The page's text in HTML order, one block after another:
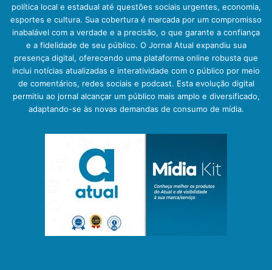
política local e estadual até questões sociais urgentes, economia,
esportes e cultura. Sua cobertura é marcada por um compromisso
inabalável com a verdade e a precisão, o que garante a confiança
e a fidelidade de seu público. O Jornal Atual expandiu sua
presença digital, oferecendo uma plataforma online robusta que
inclui notícias atualizadas e interatividade com o público por meio
de comentários, redes sociais e podcast. Esta evolução digital
permitiu ao jornal alcançar um público mais amplo e diversificado,
adaptando-se às novas demandas de consumo de mídia.